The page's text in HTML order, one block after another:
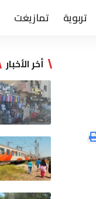
تربوية تمازيغت
أخر الأخبار